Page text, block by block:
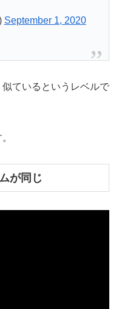
September 1, 2020
ているというレベルで
が同じ